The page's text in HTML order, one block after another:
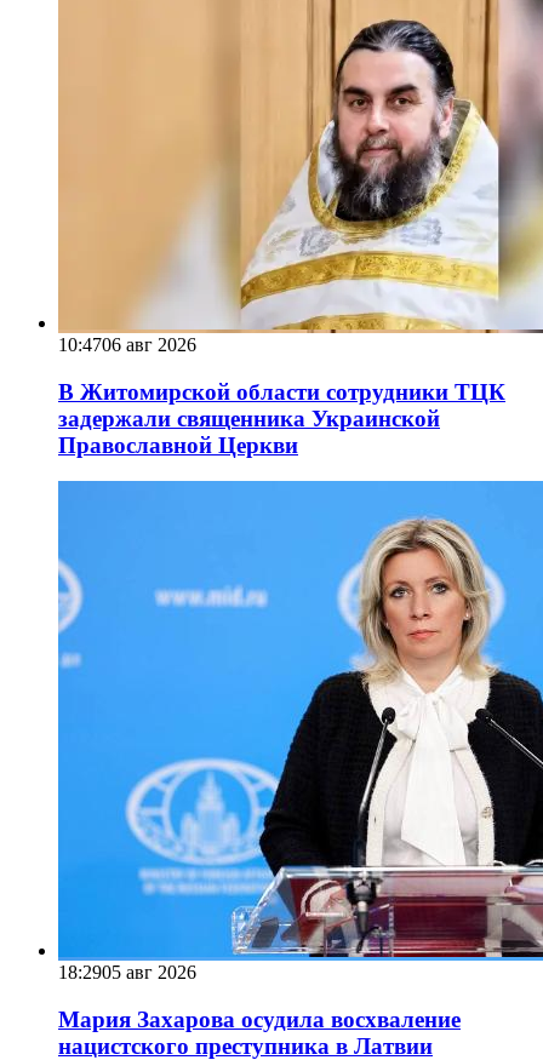
10:4706 авг 2026
В Житомирской области сотрудники ТЦК
задержали священника Украинской
Православной Церкви
18:2905 авг 2026
Мария Захарова осудила восхваление
нацистского преступника в Латвии